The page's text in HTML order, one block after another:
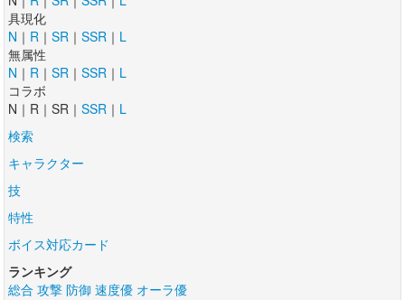
具現化
N ｜ R ｜ SR ｜ SSR ｜ L
無属性
N ｜ R ｜ SR ｜ SSR ｜ L
コラボ
N｜R｜SR｜ SSR ｜ L
検索
キャラクター
技
特性
ボイス対応カード
ランキング
総合 攻撃 防御 速度優 オーラ優